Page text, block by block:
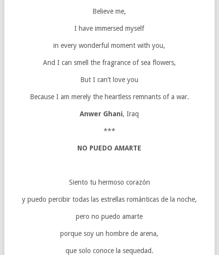
Believe me,
I have immersed myself
in every wonderful moment with you,
And I can smell the fragrance of sea flowers,
But I can’t love you
Because I am merely the heartless remnants of a war.
Anwer Ghani, Iraq
***
NO PUEDO AMARTE
Siento tu hermoso corazón
y puedo percibir todas las estrellas románticas de la noche,
pero no puedo amarte
porque soy un hombre de arena,
que solo conoce la sequedad.